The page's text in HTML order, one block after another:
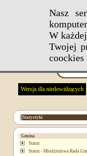
Nasz
W
Twojej
coockies
Wersja dla niedowidzących
Statystyki
Gmina
Statut
Statut - Młodzieżowa Rada